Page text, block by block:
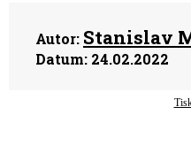
Autor: Stanislav
Datum: 24.02.2022